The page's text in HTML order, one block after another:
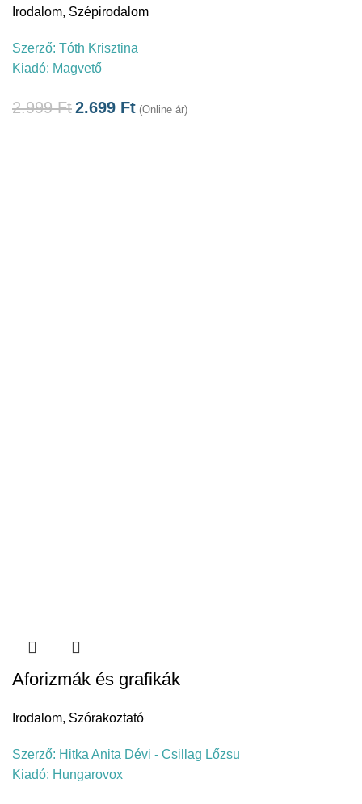
Irodalom, Szépirodalom
Szerző: Tóth Krisztina
Kiadó: Magvető
2.999Ft2.699 Ft (Online ár)
Aforizmák és grafikák
Irodalom, Szórakoztató
Szerző: Hitka Anita Dévi - Csillag Lőzsu
Kiadó: Hungarovox